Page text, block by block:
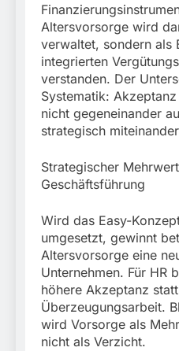
Altersvorsorge wird
verwaltet, sondern als
integrierten
verstanden. Der
Systematik:
nicht gegeneinander
strategisch
Strategischer
Geschäftsführung
Wird das Easy-
umgesetzt, gewinnt
Altersvorsorge eine
Unternehmen. Für HR
höhere Akzeptanz
Überzeugungsarbeit.
wird Vorsorge als
nicht als Verzicht.